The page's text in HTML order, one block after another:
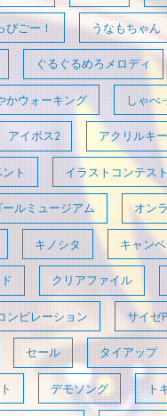
ぴごー！ うなもちゃん
ぐるぐるめろメロディ
かウォーキング しゃべ
アイボス2 アクリルキ
ント イラストコンテスト
ルミュージアム オン
キノシタ キャン
クリアファイル
ンピレーション サイゼP
セール タイアップ
デモソング ト